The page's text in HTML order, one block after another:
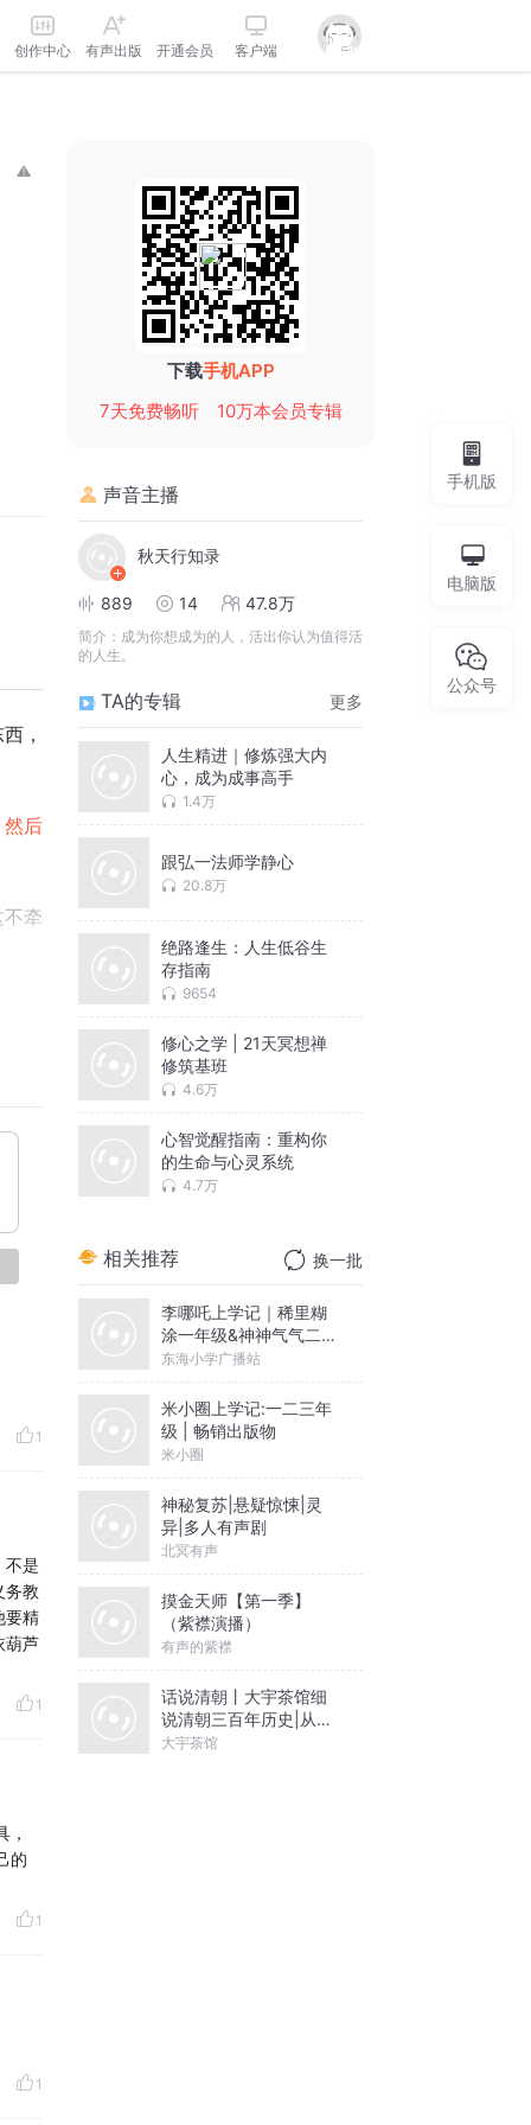
创作中心 有声出版 开通会员 客户端
，
然后
牵
1
不是
务教
要精
葫芦
1
，
的
1
1
下载手机APP
7天免费畅听
10万本会员专辑
声音主播
秋天行知录
889 14 47.8万
简介： 成为你想成为的人，活出你认为值得活
的人生。
TA的专辑 更多
人生精进｜修炼强大内
心，成为成事高手
1.4万
跟弘一法师学静心
20.8万
绝路逢生：人生低谷生
存指南
9654
修心之学 | 21天冥想禅
修筑基班
4.6万
心智觉醒指南：重构你
的生命与心灵系统
4.7万
相关推荐 换一批
李哪吒上学记｜稀里糊
涂一年级&神神气气二年
级
东海小学广播站
米小圈上学记:一二三年
级 | 畅销出版物
米小圈
神秘复苏|悬疑惊悚|灵
异|多人有声剧
北冥有声
摸金天师【第一季】
（紫襟演播）
有声的紫襟
话说清朝丨大宇茶馆细
说清朝三百年历史|从努
尔哈赤到末代皇帝溥仪|
大宇茶馆
手机版
电脑版
公众号